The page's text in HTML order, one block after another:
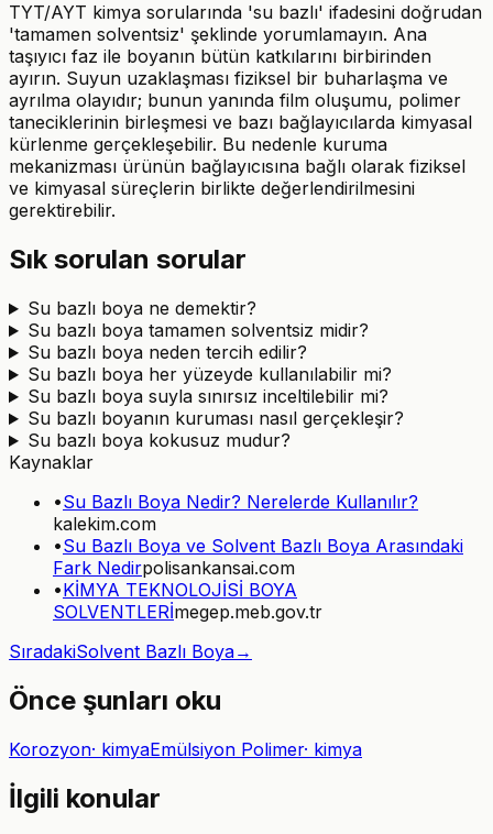
TYT/AYT kimya sorularında 'su bazlı' ifadesini doğrudan
'tamamen solventsiz' şeklinde yorumlamayın. Ana
taşıyıcı faz ile boyanın bütün katkılarını birbirinden
ayırın. Suyun uzaklaşması fiziksel bir buharlaşma ve
ayrılma olayıdır; bunun yanında film oluşumu, polimer
taneciklerinin birleşmesi ve bazı bağlayıcılarda kimyasal
kürlenme gerçekleşebilir. Bu nedenle kuruma
mekanizması ürünün bağlayıcısına bağlı olarak fiziksel
ve kimyasal süreçlerin birlikte değerlendirilmesini
gerektirebilir.
Sık sorulan sorular
Su bazlı boya ne demektir?
Su bazlı boya tamamen solventsiz midir?
Su bazlı boya neden tercih edilir?
Su bazlı boya her yüzeyde kullanılabilir mi?
Su bazlı boya suyla sınırsız inceltilebilir mi?
Su bazlı boyanın kuruması nasıl gerçekleşir?
Su bazlı boya kokusuz mudur?
Kaynaklar
•Su Bazlı Boya Nedir? Nerelerde Kullanılır?
kalekim.com
•Su Bazlı Boya ve Solvent Bazlı Boya Arasındaki
Fark Nedirpolisankansai.com
•KİMYA TEKNOLOJİSİ BOYA
SOLVENTLERİmegep.meb.gov.tr
SıradakiSolvent Bazlı Boya→
Önce şunları oku
Korozyon· kimyaEmülsiyon Polimer· kimya
İlgili konular